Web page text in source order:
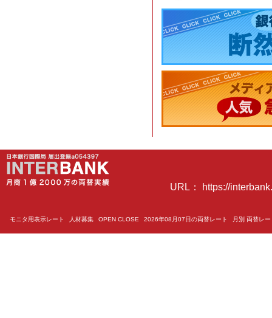
URL： https://
モニタ用表示レート 人材募集 OPEN CLOSE 2026年08月07日の両替レート 月別 両替レ